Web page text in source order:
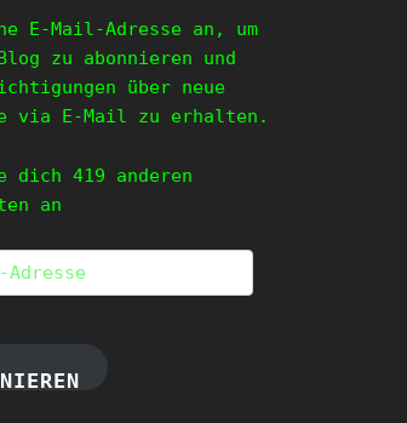
E-Mail-Adresse an, um
zu abonnieren und
über neue
via E-Mail zu erhalten.
dich 419 anderen
an